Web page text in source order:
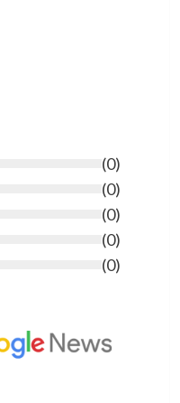
(0)
(0)
(0)
(0)
(0)